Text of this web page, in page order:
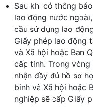
Sau khi có thông
lao động nước
cầu sử dụng lao
Giấy phép lao động
và Xã hội hoặc Ban
cấp tỉnh. Trong
nhận đầy đủ hồ sơ
binh và Xã hội hoặc
nghiệp sẽ cấp Giấy